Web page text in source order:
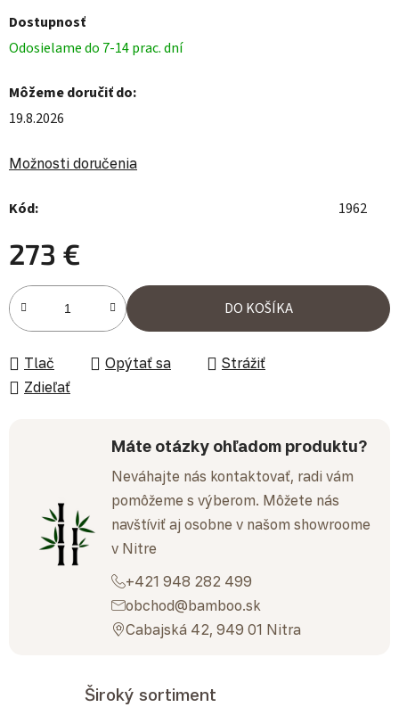
Dostupnosť
Odosielame do 7-14 prac. dní
Môžeme doručiť do:
19.8.2026
Možnosti doručenia
Kód: 1962
273 €
Jednotková cena:
DO KOŠÍKA
Tlač Opýtať sa
Strážiť
Zdieľať
Máte otázky ohľadom produktu?
Neváhajte nás kontaktovať, radi vám
pomôžeme s výberom. Môžete nás
navštíviť aj osobne v našom showroome
v Nitre
+421 948 282 499
obchod@bamboo.sk
Cabajská 42, 949 01 Nitra
Široký sortiment